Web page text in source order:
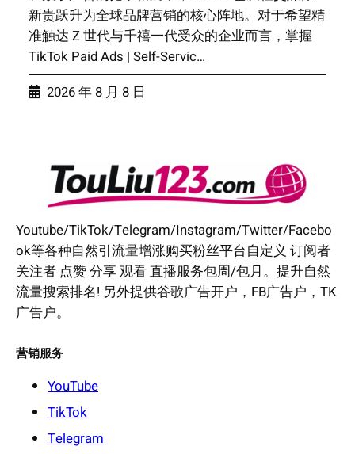
新贵跃升为全球品牌营销的核心阵地。对于希望精
准触达 Z 世代与千禧一代受众的企业而言，掌握
TikTok Paid Ads | Self-Servic…
2026 年 8 月 8 日
Youtube/TikTok/Telegram/Instagram/Twitter/Facebo
ok等各种自然引流量增涨购买粉丝平台自定义 订阅者
关注者 点赞 分享 观看 直播服务包周/包月。提升自然
流量搜索排名! 另外提供谷歌广告开户，FB广告户，TK
广告户。
营销服务
YouTube
TikTok
Telegram